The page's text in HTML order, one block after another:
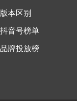
版本区别
抖音号榜单
品牌投放榜